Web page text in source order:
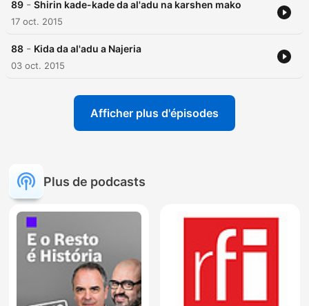
89 - Shirin kade-kade da al'adu na karshen mako
17 oct. 2015
88 - Kida da al'adu a Najeria
03 oct. 2015
Afficher plus d'épisodes
Plus de podcasts